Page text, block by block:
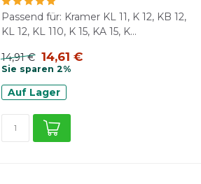
Passend für: Kramer KL 11, K 12, KB 12,
KL 12, KL 110, K 15, KA 15, K...
14,91 € 14,61 €
Sie sparen 2%
Auf Lager